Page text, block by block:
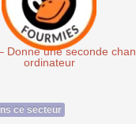
Ateliers du Libre
ce secteur